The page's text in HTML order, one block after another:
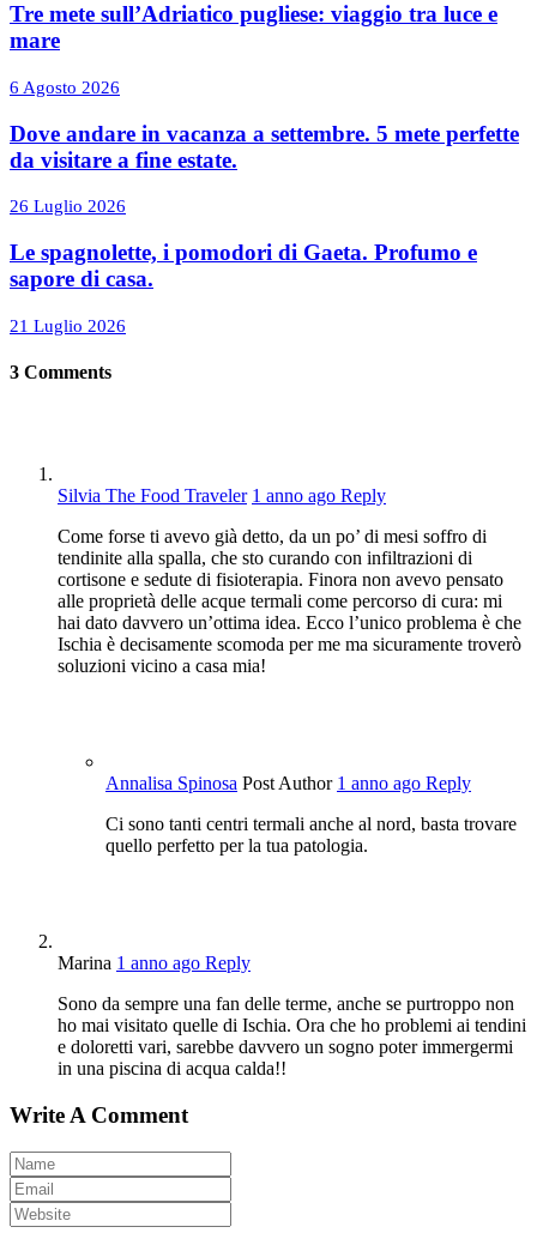
Tre mete sull’Adriatico pugliese: viaggio tra luce e
mare
6 Agosto 2026
Dove andare in vacanza a settembre. 5 mete perfette
da visitare a fine estate.
26 Luglio 2026
Le spagnolette, i pomodori di Gaeta. Profumo e
sapore di casa.
21 Luglio 2026
3 Comments
Silvia The Food Traveler 1 anno ago Reply
Come forse ti avevo già detto, da un po’ di mesi soffro di
tendinite alla spalla, che sto curando con infiltrazioni di
cortisone e sedute di fisioterapia. Finora non avevo pensato
alle proprietà delle acque termali come percorso di cura: mi
hai dato davvero un’ottima idea. Ecco l’unico problema è che
Ischia è decisamente scomoda per me ma sicuramente troverò
soluzioni vicino a casa mia!
Annalisa Spinosa Post Author 1 anno ago Reply
Ci sono tanti centri termali anche al nord, basta trovare
quello perfetto per la tua patologia.
Marina 1 anno ago Reply
Sono da sempre una fan delle terme, anche se purtroppo non
ho mai visitato quelle di Ischia. Ora che ho problemi ai tendini
e doloretti vari, sarebbe davvero un sogno poter immergermi
in una piscina di acqua calda!!
Write A Comment